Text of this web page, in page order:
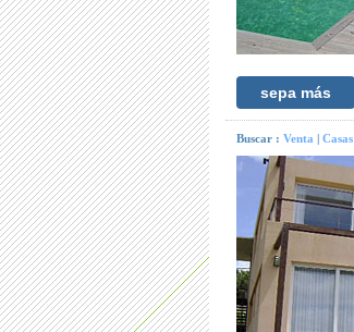
sepa más
Buscar : Venta Casas